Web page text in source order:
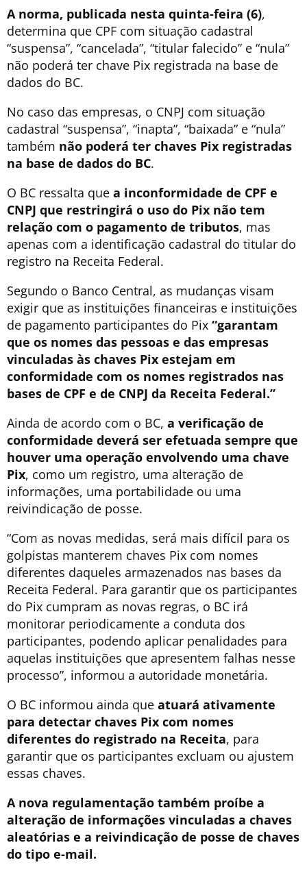
A norma, publicada nesta quinta-feira (6),
determina que CPF com situação cadastral
“suspensa”, “cancelada”, “titular falecido” e “nula”
não poderá ter chave Pix registrada na base de
dados do BC.
No caso das empresas, o CNPJ com situação
cadastral “suspensa”, “inapta”, “baixada” e “nula”
também não poderá ter chaves Pix registradas
na base de dados do BC.
O BC ressalta que a inconformidade de CPF e
CNPJ que restringirá o uso do Pix não tem
relação com o pagamento de tributos, mas
apenas com a identificação cadastral do titular do
registro na Receita Federal.
Segundo o Banco Central, as mudanças visam
exigir que as instituições financeiras e instituições
de pagamento participantes do Pix “garantam
que os nomes das pessoas e das empresas
vinculadas às chaves Pix estejam em
conformidade com os nomes registrados nas
bases de CPF e de CNPJ da Receita Federal.”
Ainda de acordo com o BC, a verificação de
conformidade deverá ser efetuada sempre que
houver uma operação envolvendo uma chave
Pix, como um registro, uma alteração de
informações, uma portabilidade ou uma
reivindicação de posse.
“Com as novas medidas, será mais difícil para os
golpistas manterem chaves Pix com nomes
diferentes daqueles armazenados nas bases da
Receita Federal. Para garantir que os participantes
do Pix cumpram as novas regras, o BC irá
monitorar periodicamente a conduta dos
participantes, podendo aplicar penalidades para
aquelas instituições que apresentem falhas nesse
processo”, informou a autoridade monetária.
O BC informou ainda que atuará ativamente
para detectar chaves Pix com nomes
diferentes do registrado na Receita, para
garantir que os participantes excluam ou ajustem
essas chaves.
A nova regulamentação também proíbe a
alteração de informações vinculadas a chaves
aleatórias e a reivindicação de posse de chaves
do tipo e-mail.